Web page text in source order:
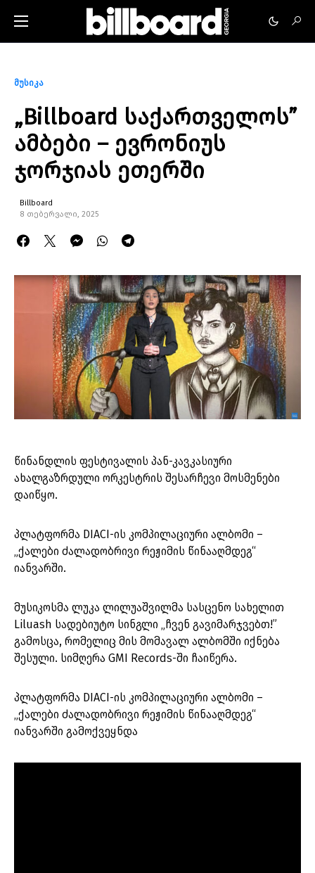
მუსიკა
„Billboard საქართველოს”
ამბები – ევრონიუს
ჯორჯიას ეთერში
Billboard
8 თებერვალი, 2025
წინანდლის ფესტივალის პან-კავკასიური
ახალგაზრდული ორკესტრის შესარჩევი მოსმენები
დაიწყო.
პლატფორმა DIACI-ის კომპილაციური ალბომი –
„ქალები ძალადობრივი რეჟიმის წინააღმდეგ“
იანვარში.
მუსიკოსმა ლუკა ლილუაშვილმა სასცენო სახელით
Liluash სადებიუტო სინგლი „ჩვენ გავიმარჯვებთ!”
გამოსცა, რომელიც მის მომავალ ალბომში იქნება
შესული. სიმღერა GMI Records-ში ჩაიწერა.
პლატფორმა DIACI-ის კომპილაციური ალბომი –
„ქალები ძალადობრივი რეჟიმის წინააღმდეგ“
იანვარში გამოქვეყნდა